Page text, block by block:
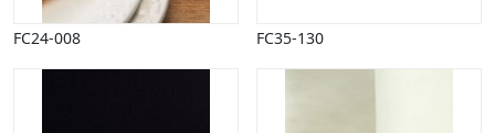
Sundhed, sygdom
Trafik, færdsel
Uddannelse
FC24-008 FC35-130